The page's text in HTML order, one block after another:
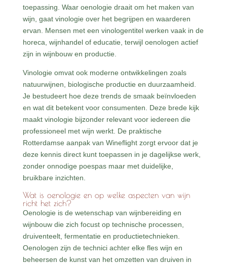
toepassing. Waar oenologie draait om het maken van
wijn, gaat vinologie over het begrijpen en waarderen
ervan. Mensen met een vinologentitel werken vaak in de
horeca, wijnhandel of educatie, terwijl oenologen actief
zijn in wijnbouw en productie.
Vinologie omvat ook moderne ontwikkelingen zoals
natuurwijnen, biologische productie en duurzaamheid.
Je bestudeert hoe deze trends de smaak beïnvloeden
en wat dit betekent voor consumenten. Deze brede kijk
maakt vinologie bijzonder relevant voor iedereen die
professioneel met wijn werkt. De praktische
Rotterdamse aanpak van Wineflight zorgt ervoor dat je
deze kennis direct kunt toepassen in je dagelijkse werk,
zonder onnodige poespas maar met duidelijke,
bruikbare inzichten.
Wat is oenologie en op welke aspecten van wijn
richt het zich?
Oenologie is de wetenschap van wijnbereiding en
wijnbouw die zich focust op technische processen,
druiventeelt, fermentatie en productietechnieken.
Oenologen zijn de technici achter elke fles wijn en
beheersen de kunst van het omzetten van druiven in